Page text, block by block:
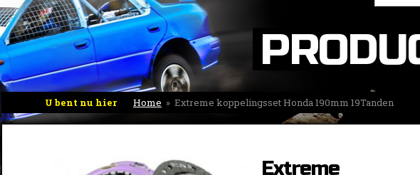
U bent nu hier Home » Extreme koppelingsset Honda 190mm 19Tanden
Extreme